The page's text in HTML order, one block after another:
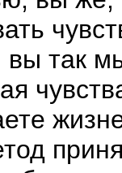
вы так